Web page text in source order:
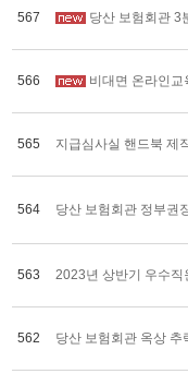
567 당산 보험회관 3
566 비대면 온라인
565 지급심사실 핸드북 제
564 당산 보험회관 정부권
563 2023년 상반기 우수직
562 당산 보험회관 옥상 추